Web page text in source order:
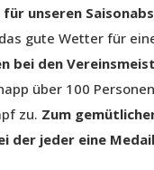
unseren
gute Wetter für
bei den
über 100
zu. Zum
der jeder eine